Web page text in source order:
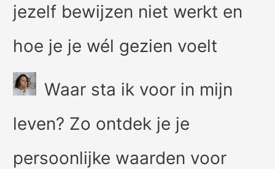
jezelf bewijzen niet werkt en
hoe je je wél gezien voelt
Waar sta ik voor in mijn
leven? Zo ontdek je je
persoonlijke waarden voor